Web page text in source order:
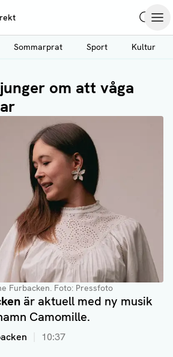
Sommarprat Sport Kultur
om att våga
Furbacken. Foto: Pressfoto
är aktuell med ny musik
Camomille.
10:37